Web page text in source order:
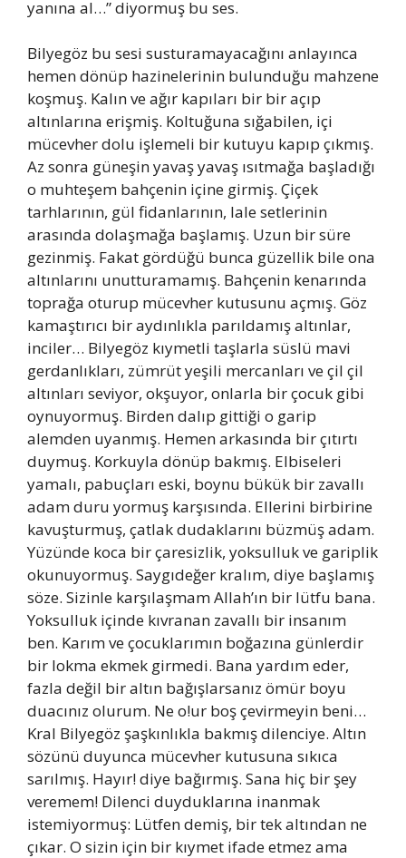
yanına al…” diyormuş bu ses.
Bilyegöz bu sesi susturamayacağını anlayınca
hemen dönüp hazinelerinin bulunduğu mahzene
koşmuş. Kalın ve ağır kapıları bir bir açıp
altınlarına erişmiş. Koltuğuna sığabilen, içi
mücevher dolu işlemeli bir kutuyu kapıp çıkmış.
Az sonra güneşin yavaş yavaş ısıtmağa başladığı
o muhteşem bahçenin içine girmiş. Çiçek
tarhlarının, gül fidanlarının, lale setlerinin
arasında dolaşmağa başlamış. Uzun bir süre
gezinmiş. Fakat gördüğü bunca güzellik bile ona
altınlarını unutturamamış. Bahçenin kenarında
toprağa oturup mücevher kutusunu açmış. Göz
kamaştırıcı bir aydınlıkla parıldamış altınlar,
inciler… Bilyegöz kıymetli taşlarla süslü mavi
gerdanlıkları, zümrüt yeşili mercanları ve çil çil
altınları seviyor, okşuyor, onlarla bir çocuk gibi
oynuyormuş. Birden dalıp gittiği o garip
alemden uyanmış. Hemen arkasında bir çıtırtı
duymuş. Korkuyla dönüp bakmış. Elbiseleri
yamalı, pabuçları eski, boynu bükük bir zavallı
adam duru yormuş karşısında. Ellerini birbirine
kavuşturmuş, çatlak dudaklarını büzmüş adam.
Yüzünde koca bir çaresizlik, yoksulluk ve gariplik
okunuyormuş. Saygıdeğer kralım, diye başlamış
söze. Sizinle karşılaşmam Allah’ın bir lütfu bana.
Yoksulluk içinde kıvranan zavallı bir insanım
ben. Karım ve çocuklarımın boğazına günlerdir
bir lokma ekmek girmedi. Bana yardım eder,
fazla değil bir altın bağışlarsanız ömür boyu
duacınız olurum. Ne o!ur boş çevirmeyin beni…
Kral Bilyegöz şaşkınlıkla bakmış dilenciye. Altın
sözünü duyunca mücevher kutusuna sıkıca
sarılmış. Hayır! diye bağırmış. Sana hiç bir şey
veremem! Dilenci duyduklarına inanmak
istemiyormuş: Lütfen demiş, bir tek altından ne
çıkar. O sizin için bir kıymet ifade etmez ama